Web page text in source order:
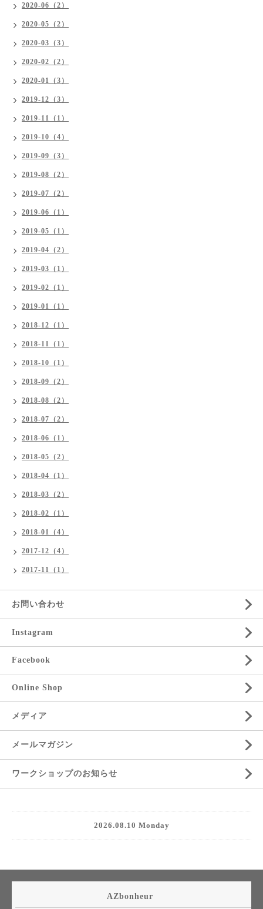
2020-06（2）
2020-05（2）
2020-03（3）
2020-02（2）
2020-01（3）
2019-12（3）
2019-11（1）
2019-10（4）
2019-09（3）
2019-08（2）
2019-07（2）
2019-06（1）
2019-05（1）
2019-04（2）
2019-03（1）
2019-02（1）
2019-01（1）
2018-12（1）
2018-11（1）
2018-10（1）
2018-09（2）
2018-08（2）
2018-07（2）
2018-06（1）
2018-05（2）
2018-04（1）
2018-03（2）
2018-02（1）
2018-01（4）
2017-12（4）
2017-11（1）
お問い合わせ
Instagram
Facebook
Online Shop
メディア
メールマガジン
ワークショップのお知らせ
2026.08.10 Monday
AZbonheur